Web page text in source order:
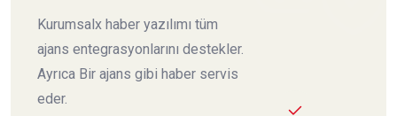
Kurumsalx haber yazılımı tüm
ajans entegrasyonlarını destekler.
Ayrıca Bir ajans gibi haber servis
eder.